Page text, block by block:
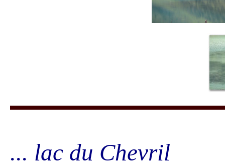
... lac du Chevril